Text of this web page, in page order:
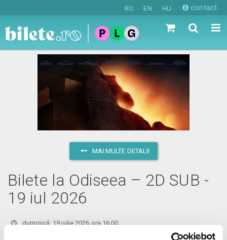
RO EN HU contact
MAI MULTE DETALII
Bilete la Odiseea – 2D SUB -
19 iul 2026
duminică, 19 iulie 2026 ora 16:00
vezi pe harta